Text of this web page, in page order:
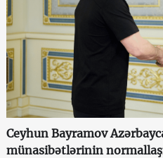
Ceyhun Bayramov
münasibətlərinin